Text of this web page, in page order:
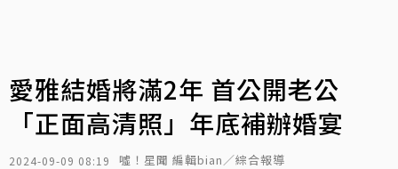
愛雅結婚將滿2年 首公開老公
「正面高清照」年底補辦婚宴
2024-09-09 08:19 噓！星聞 編輯bian／綜合報導